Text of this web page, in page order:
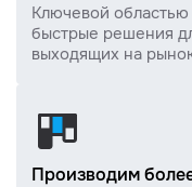
Ключевой
быстрые решения
выходящих на
Производим